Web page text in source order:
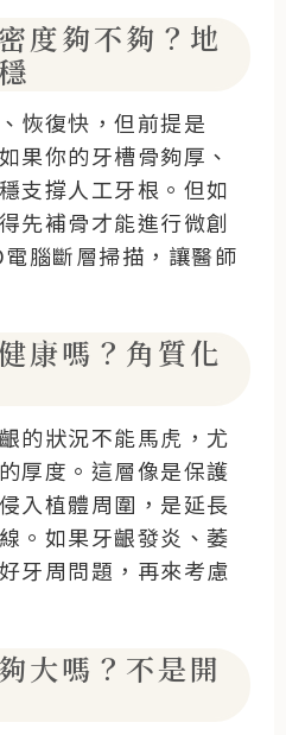
度夠不夠？地
恢復快，但前提是
果你的牙槽骨夠厚、
支撐人工牙根。但如
先補骨才能進行微創
腦斷層掃描，讓醫師
康嗎？角質化
的狀況不能馬虎，尤
厚度。這層像是保護
入植體周圍，是延長
。如果牙齦發炎、萎
牙周問題，再來考慮
大嗎？不是開